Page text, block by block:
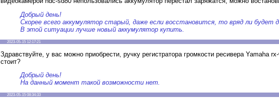
Добрый день!
Скорее всего аккумулятор старый, даже если восстановится, то вряд ли будет
В этой ситуации лучше новый аккумулятор купить.
2023-05-15 12:17:21
Здравствуйте, у вас можно приобрести, ручку регистратора громкости ресивера Yamaha
стоит?
Добрый день!
На данный момент такой возможности нет.
2023-05-15 08:34:33